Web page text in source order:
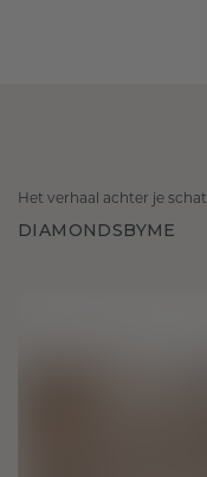
Het verhaal achter je schat
DIAMONDSBYME